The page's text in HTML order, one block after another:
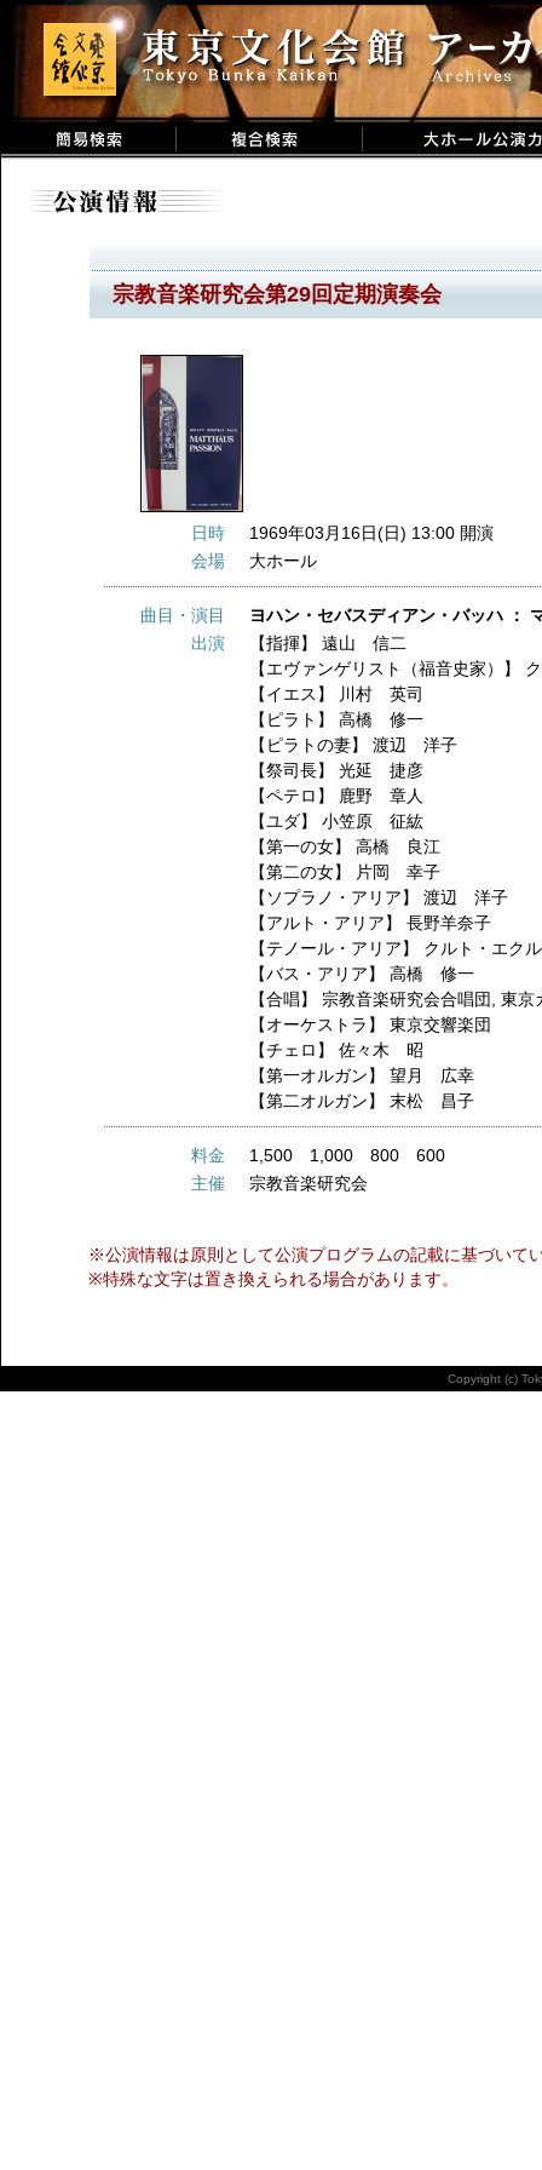
宗教音楽研究会第29回定期演奏会
日時
1969年03月16日(日) 13:00 開演
会場
大ホール
曲目・演目
ヨハン・セバスディアン・バッハ ：
出演
【指揮】遠山 信二
【エヴァンゲリスト（福音史家）】
【イエス】
川村 英司
【ピラト】高橋 修一
【ピラトの妻】渡辺 洋子
【祭司長】光延 捷彦
【ペテロ】
鹿野 章人
【ユダ】小笠原 征紘
【第一の女】高橋 良江
【第二の女】
片岡 幸子
【ソプラノ・アリア】渡辺 洋子
【アルト・アリア】長野羊奈子
【テノール・アリア】 クルト・エク
【バス・アリア】高橋 修一
【合唱】 宗教音楽研究会合唱団 ,東京
【オーケストラ】東京交響楽団
【チェロ】佐々木 昭
【第一オルガン】望月 広幸
【第二オルガン】末松 昌子
料金
1,500 1,000 800 600
主催
宗教音楽研究会
※公演情報は原則として公演プログラムの記載に基づいて
※特殊な文字は置き換えられる場合があります。
Copyright (c)